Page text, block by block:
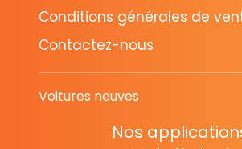
Conditions générales de
Contactez-nous
Voitures neuves
Nos